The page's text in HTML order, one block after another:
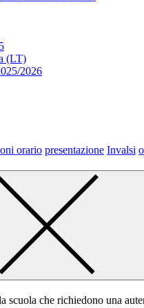
(LT)
2026
orario presentazione Invalsi
scuola che richiedono una